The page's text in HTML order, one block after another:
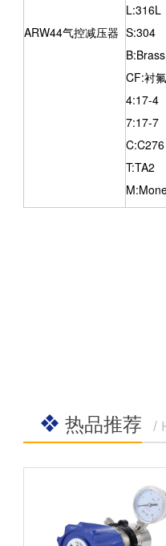
ARW44气控减压器
L:316L
S:304
B:Brass
CF:衬氟
4:17-4
7:17-7
C:C276
T:TA2
热品推荐 /